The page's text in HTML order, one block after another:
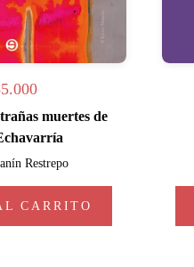
muertes de
Restrepo
CARRITO